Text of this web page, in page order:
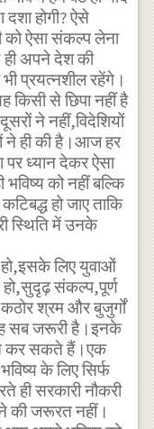
दशा होगी? ऐसे
को ऐसा संकल्प लेना
ही अपने देश की
प्रयत्नशील रहेंगे।
किसी से छिपा नहीं है
ने नहीं,विदेशियों
ने ही की है।आज हर
ध्यान देकर ऐसा
को नहीं बल्कि
हो जाए ताकि
स्थिति में उनके
हो,इसके लिए युवाओं
हो,सुदृढ़ संकल्प,पूर्ण
श्रम और बुजुर्गों
यह सब जरूरी है।इनके
कर सकते हैं।एक
के लिए सिर्फ
ही सरकारी नौकरी
की जरूरत नहीं।